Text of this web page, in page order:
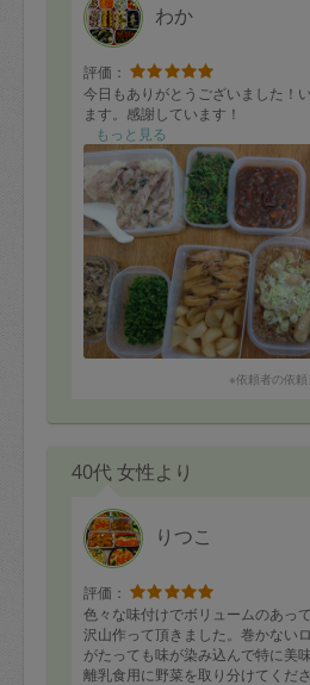
わか
評価：
今日もありがとうございました！
ます。感謝しています！
もっと見る
※依頼者の依頼
40代 女性より
りつこ
評価：
色々な味付けでボリュームのあっ
沢山作って頂きました。巻かない
がたっても味が染み込んで特に美味
離乳食用に野菜を取り分けてくだ